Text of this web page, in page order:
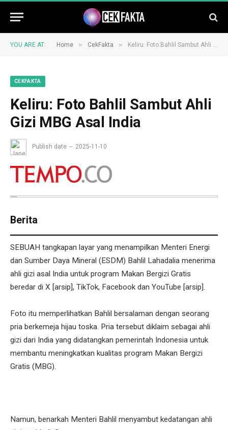
YOU ARE AT: Home » CekFakta » Keliru: Foto Bahlil Sambut Ahli Gizi MBG Asal India
CEKFAKTA
Keliru: Foto Bahlil Sambut Ahli
Gizi MBG Asal India
Publish date 2025-11-10
Berita
SEBUAH tangkapan layar yang menampilkan Menteri Energi
dan Sumber Daya Mineral (ESDM) Bahlil Lahadalia menerima
ahli gizi asal India untuk program Makan Bergizi Gratis
beredar di X [arsip], TikTok, Facebook dan YouTube [arsip].
Foto itu memperlihatkan Bahlil bersalaman dengan seorang
pria berkemeja hijau toska. Pria tersebut diklaim sebagai ahli
gizi dari India yang didatangkan pemerintah Indonesia untuk
membantu meningkatkan kualitas program Makan Bergizi
Gratis (MBG).
Namun, benarkah Menteri Bahlil menyambut kedatangan ahli